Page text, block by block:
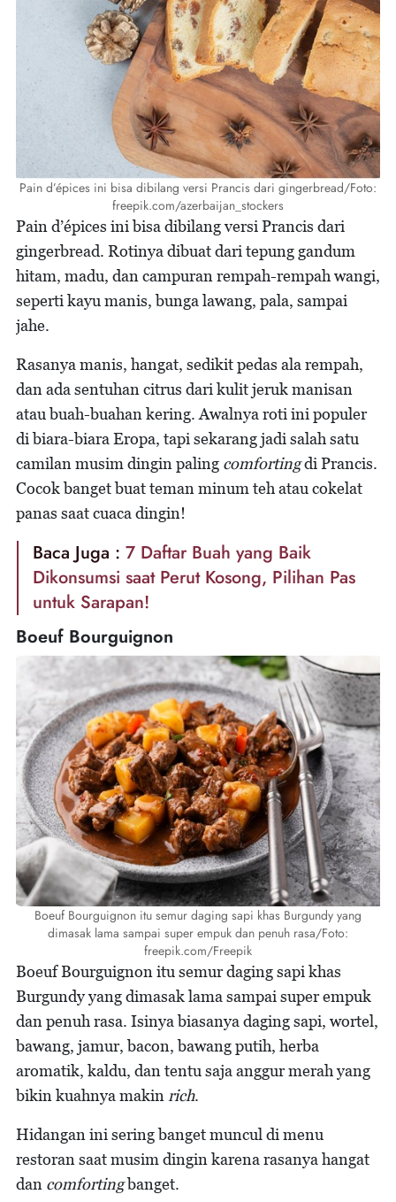
Pain d’épices ini bisa dibilang versi Prancis dari gingerbread/Foto:
freepik.com/azerbaijan_stockers
Pain d’épices ini bisa dibilang versi Prancis dari
gingerbread. Rotinya dibuat dari tepung gandum
hitam, madu, dan campuran rempah-rempah wangi,
seperti kayu manis, bunga lawang, pala, sampai
jahe.
Rasanya manis, hangat, sedikit pedas ala rempah,
dan ada sentuhan citrus dari kulit jeruk manisan
atau buah-buahan kering. Awalnya roti ini populer
di biara-biara Eropa, tapi sekarang jadi salah satu
camilan musim dingin paling comfortingdi Prancis.
Cocok banget buat teman minum teh atau cokelat
panas saat cuaca dingin!
Baca Juga : 7 Daftar Buah yang Baik
Dikonsumsi saat Perut Kosong, Pilihan Pas
untuk Sarapan!
Boeuf Bourguignon
Boeuf Bourguignon itu semur daging sapi khas Burgundy yang
dimasak lama sampai super empuk dan penuh rasa/Foto:
freepik.com/Freepik
Boeuf Bourguignon itu semur daging sapi khas
Burgundy yang dimasak lama sampai super empuk
dan penuh rasa. Isinya biasanya daging sapi, wortel,
bawang, jamur, bacon, bawang putih, herba
aromatik, kaldu, dan tentu saja anggur merah yang
bikin kuahnya makin rich.
Hidangan ini sering banget muncul di menu
restoran saat musim dingin karena rasanya hangat
dan comfortingbanget.